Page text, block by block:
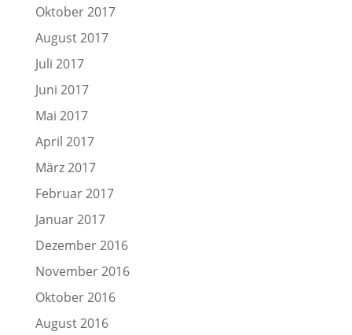
Oktober 2017
August 2017
Juli 2017
Juni 2017
Mai 2017
April 2017
März 2017
Februar 2017
Januar 2017
Dezember 2016
November 2016
Oktober 2016
August 2016